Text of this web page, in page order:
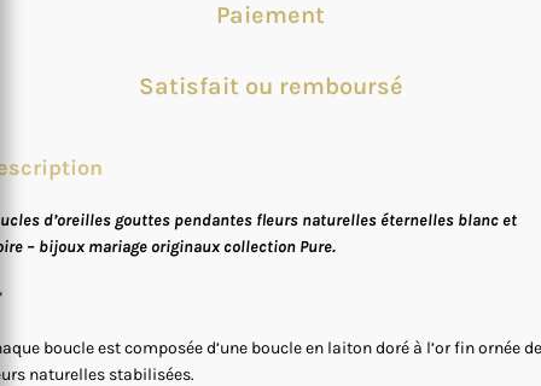
Paiement
Satisfait ou remboursé
d’oreilles gouttes pendantes fleurs naturelles éternelles blanc et
– bijoux mariage originaux collection Pure.
boucle est composée d’une boucle en laiton doré à l’or fin ornée de
naturelles stabilisées.